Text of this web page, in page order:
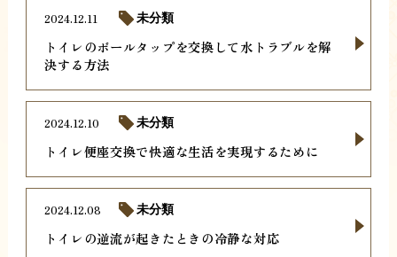
トイレのボールタップを交換して水トラブルを解
決する方法
2024.12.11 未分類
トイレ便座交換で快適な生活を実現するために
2024.12.10 未分類
トイレの逆流が起きたときの冷静な対応
2024.12.08 未分類